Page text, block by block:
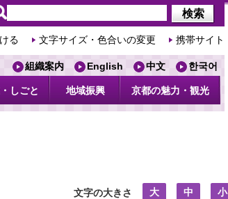
る 文字サイズ・色合いの変更 携帯サイト
組織案内 English 中文 한국어
しごと 地域振興 京都の魅力・観光
文字の大きさ 大 中 小